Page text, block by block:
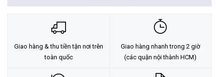
- Không cần phải scan passport và làm thêm các thủ tục khác.
- Chỉ cần sang Hồng Kông và Ma Cau, lắp sim và bấm mã kích
hoạt theo hướng dẫn.
Giao hàng & thu tiền tận nơi trên
toàn quốc
Giao hàng nhanh trong 2 giờ
(các quận nội thành HCM)